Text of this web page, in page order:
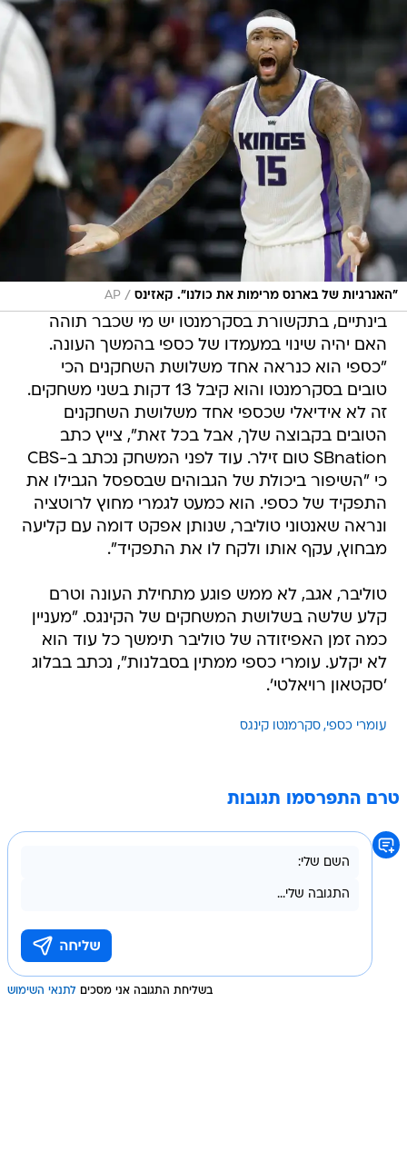
"האנרגיות של בארנס מרימות את כולנו". קאזינס /
AP
בינתיים, בתקשורת בסקרמנטו יש מי שכבר תוהה
האם יהיה שינוי במעמדו של כספי בהמשך העונה.
"כספי הוא כנראה אחד משלושת השחקנים הכי
טובים בסקרמנטו והוא קיבל 13 דקות בשני משחקים.
זה לא אידיאלי שכספי אחד משלושת השחקנים
הטובים בקבוצה שלך, אבל בכל זאת", צייץ כתב
SBnation טום זילר. עוד לפני המשחק נכתב ב-CBS
כי "השיפור ביכולת של הגבוהים שבספסל הגבילו את
התפקיד של כספי. הוא כמעט לגמרי מחוץ לרוטציה
ונראה שאנטוני טוליבר, שנותן אפקט דומה עם קליעה
מבחוץ, עקף אותו ולקח לו את התפקיד".
טוליבר, אגב, לא ממש פוגע מתחילת העונה וטרם
קלע שלשה בשלושת המשחקים של הקינגס. "מעניין
כמה זמן האפיזודה של טוליבר תימשך כל עוד הוא
לא יקלע. עומרי כספי ממתין בסבלנות", נכתב בבלוג
'סקטאון רויאלטי'.
עומרי כספי סקרמנטו קינגס
טרם התפרסמו תגובות
בשליחת התגובה אני מסכים לתנאי השימוש